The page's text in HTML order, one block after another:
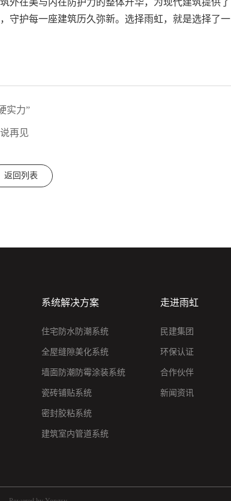
外在美与内在防护力的整体升华，为现代建筑提供了
守护每一座建筑历久弥新。选择雨虹，就是选择了一
实力”
再见
返回列表
系统解决方案
住宅防水防潮系统
全屋缝隙美化系统
墙面防潮防霉涂装系统
瓷砖铺贴系统
密封胶粘系统
建筑室内管道系统
走进雨虹
民建集团
环保认证
合作伙伴
新闻资讯